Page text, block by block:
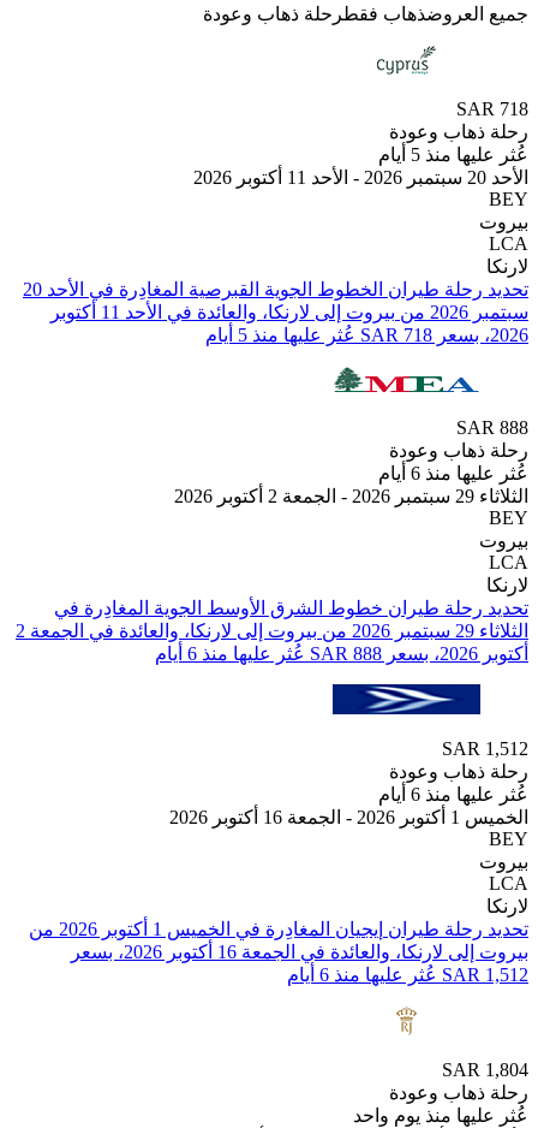
ذهاب فقطرحلة ذهاب وعودة
وعودة
5 أيام
تحديد رحلة طيران ⁦الخطوط الجوية القبرصية⁩ المغادِرة في ⁦الأحد 20
سبتمبر 2026⁩ من ⁦بيروت⁩ إلى ⁦لارنكا⁩، والعائدة في ⁦الأحد 11 أكتوبر
وعودة
6 أيام
تحديد رحلة طيران ⁦خطوط الشرق الأوسط الجوية⁩ المغادِرة في
⁦الثلاثاء 29 سبتمبر 2026⁩ من ⁦بيروت⁩ إلى ⁦لارنكا⁩، والعائدة في ⁦الجمعة 2
وعودة
6 أيام
2026
تحديد رحلة طيران ⁦إيجيان⁩ المغادِرة في ⁦الخميس 1 أكتوبر 2026⁩ من
⁦بيروت⁩ إلى ⁦لارنكا⁩، والعائدة في ⁦الجمعة 16 أكتوبر 2026⁩، بسعر
وعودة
منذ يوم واحد